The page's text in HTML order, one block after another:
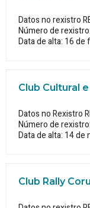
Datos no rexistro
Número de
Data de alta: 16
Club Cultural
Datos no Rexistro
Número de
Data de alta: 14 de
Club Rally